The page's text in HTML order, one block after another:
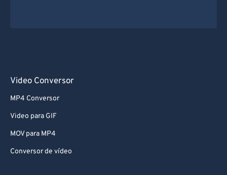
Video Conversor
MP4 Conversor
Video para GIF
MOV para MP4
Conversor de vídeo